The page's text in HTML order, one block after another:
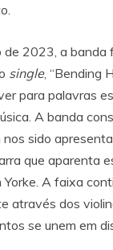
de 2023, a banda
single, “Bending
para palavras
A banda
sido
que aparenta
Yorke. A faixa
através dos
se unem em